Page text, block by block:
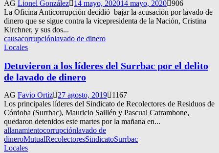
AG Lionel González 14 mayo, 202014 mayo, 2020 906
La Oficina Anticorrupción decidió bajar la acusación por lavado de
dinero que se sigue contra la vicepresidenta de la Nación, Cristina
Kirchner, y sus dos...
causacorrupciónlavado de dinero
Locales
Detuvieron a los líderes del Surrbac por el delito
de lavado de dinero
AG Favio Ortiz 27 agosto, 2019
1167
Los principales líderes del Sindicato de Recolectores de Residuos de
Córdoba (Surrbac), Mauricio Saillén y Pascual Catrambone,
quedaron detenidos este martes por la mañana en...
allanamientocorrupciónlavado de
dineroMutualRecolectoresSindicatoSurrbac
Locales